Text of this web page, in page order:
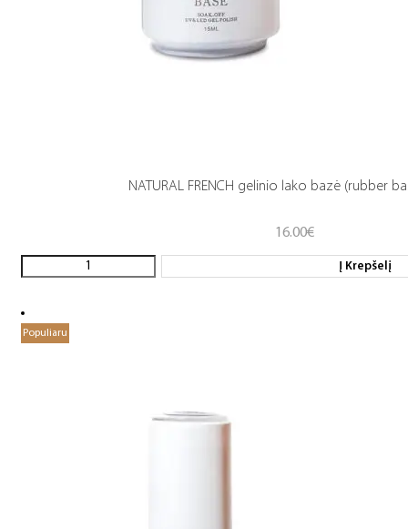
NATURAL FRENCH gelinio lako bazė (rubber
16.00€
Į Krepšelį
Populiaru